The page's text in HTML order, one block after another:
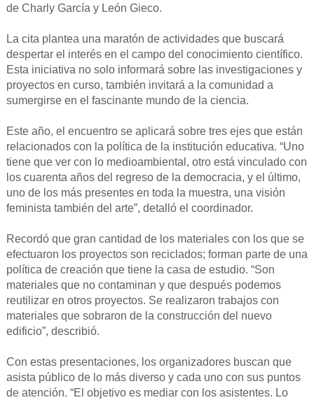
de Charly García y León Gieco.
La cita plantea una maratón de actividades que buscará
despertar el interés en el campo del conocimiento científico.
Esta iniciativa no solo informará sobre las investigaciones y
proyectos en curso, también invitará a la comunidad a
sumergirse en el fascinante mundo de la ciencia.
Este año, el encuentro se aplicará sobre tres ejes que están
relacionados con la política de la institución educativa. “Uno
tiene que ver con lo medioambiental, otro está vinculado con
los cuarenta años del regreso de la democracia, y el último,
uno de los más presentes en toda la muestra, una visión
feminista también del arte”, detalló el coordinador.
Recordó que gran cantidad de los materiales con los que se
efectuaron los proyectos son reciclados; forman parte de una
política de creación que tiene la casa de estudio. “Son
materiales que no contaminan y que después podemos
reutilizar en otros proyectos. Se realizaron trabajos con
materiales que sobraron de la construcción del nuevo
edificio”, describió.
Con estas presentaciones, los organizadores buscan que
asista público de lo más diverso y cada uno con sus puntos
de atención. “El objetivo es mediar con los asistentes. Lo